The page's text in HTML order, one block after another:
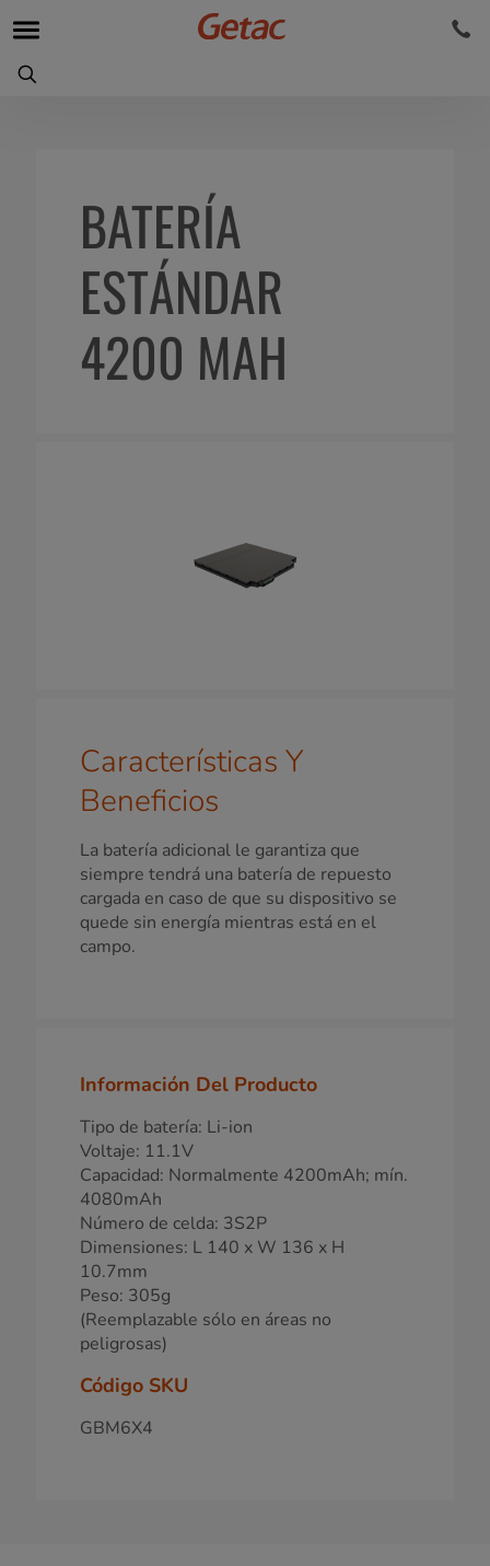
BATERÍA
ESTÁNDAR
4200 MAH
Características Y
Beneficios
La batería adicional le garantiza que
siempre tendrá una batería de repuesto
cargada en caso de que su dispositivo se
quede sin energía mientras está en el
campo.
Información Del Producto
Tipo de batería: Li-ion
Voltaje: 11.1V
Capacidad: Normalmente 4200mAh; mín.
4080mAh
Número de celda: 3S2P
Dimensiones: L 140 x W 136 x H
10.7mm
Peso: 305g
(Reemplazable sólo en áreas no
peligrosas)
Código SKU
GBM6X4